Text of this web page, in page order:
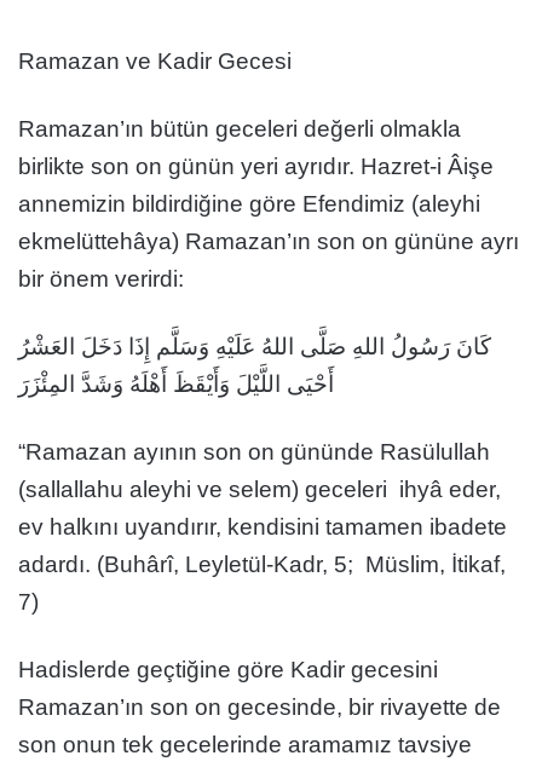
Ramazan ve Kadir Gecesi
Ramazan’ın bütün geceleri değerli olmakla
birlikte son on günün yeri ayrıdır. Hazret-i Âişe
annemizin bildirdiğine göre Efendimiz (aleyhi
ekmelüttehâya) Ramazan’ın son on gününe ayrı
bir önem verirdi:
كَانَ رَسُولُ اللهِ صَلَّى اللهُ عَلَيْهِ وَسَلَّم إِذَا دَخَلَ العَشْرُ
“Ramazan ayının son on gününde Rasülullah
(sallallahu aleyhi ve selem) geceleri ihyâ eder,
ev halkını uyandırır, kendisini tamamen ibadete
adardı. (Buhârî, Leyletül-Kadr, 5; Müslim, İtikaf,
7)
Hadislerde geçtiğine göre Kadir gecesini
Ramazan’ın son on gecesinde, bir rivayette de
son onun tek gecelerinde aramamız tavsiye